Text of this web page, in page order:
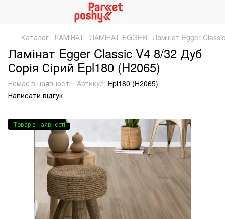
Каталог ЛАМІНАТ ЛАМІНАТ EGGER Ламінат Egger
Ламінат Egger Classic V4 8/32 Дуб
Сорія Сірий Epl180 (H2065)
Немає в наявності Артикул: Epl180 (H2065)
Написати відгук
Товар в наявності